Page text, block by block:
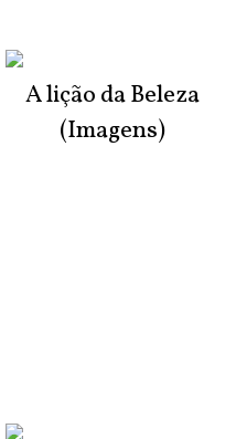
A lição da Beleza
(Imagens)